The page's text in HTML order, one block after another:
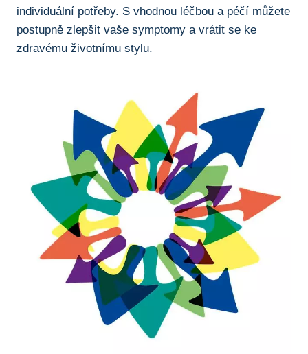
individuální ‍potřeby. ⁢S vhodnou‍ léčbou a ​péčí ‍můžete
postupně zlepšit vaše symptomy a vrátit se ke
zdravému ⁢životnímu stylu.